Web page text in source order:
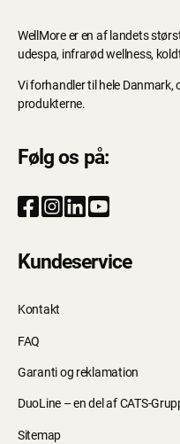
WellMore er en af landets
udespa, infrarød wellness,
Vi forhandler til hele Danmark,
produkterne.
Følg os på:
Kundeservice
Kontakt
FAQ
Garanti og reklamation
DuoLine – en del af CATS-
Sitemap